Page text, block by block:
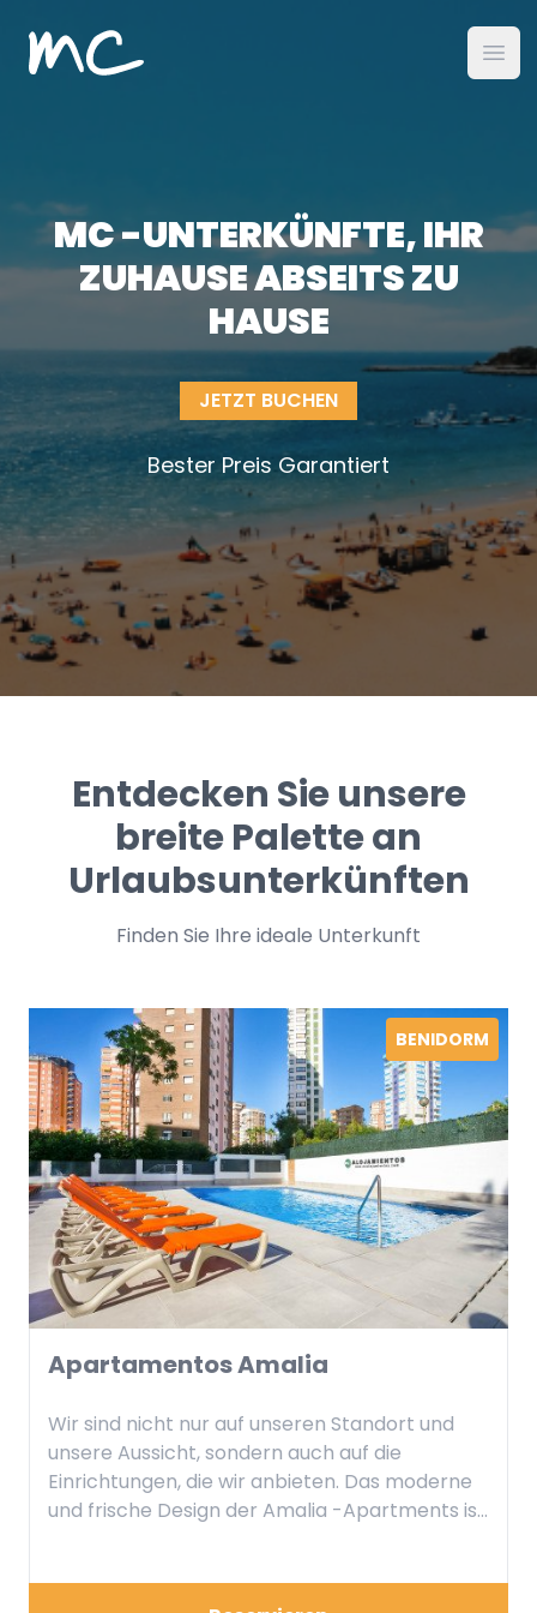
MC Alojamientos
MC -UNTERKÜNFTE, IHR
ZUHAUSE ABSEITS ZU
HAUSE
JETZT BUCHEN
Bester Preis Garantiert
Entdecken Sie unsere
breite Palette an
Urlaubsunterkünften
Finden Sie Ihre ideale Unterkunft
BENIDORM
Apartamentos Amalia
Wir sind nicht nur auf unseren Standort und
unsere Aussicht, sondern auch auf die
Einrichtungen, die wir anbieten. Das moderne
und frische Design der Amalia -Apartments ist